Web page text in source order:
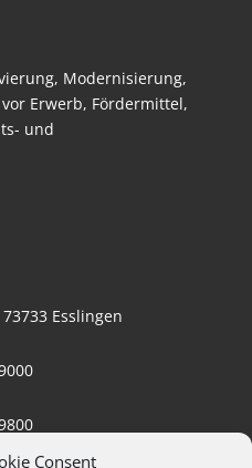
Consent
Modernisierung,
Erwerb, Fördermittel,
und
Esslingen